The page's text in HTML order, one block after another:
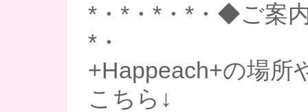
*・*・*・*・◆ご案
*・
+Happeach+の場所
こちら↓